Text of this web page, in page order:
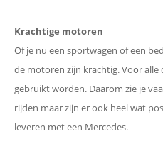
Krachtige motoren
Of je nu een sportwagen of een
de motoren zijn krachtig. Voor alle
gebruikt worden. Daarom zie je
rijden maar zijn er ook heel wat
leveren met een Mercedes.